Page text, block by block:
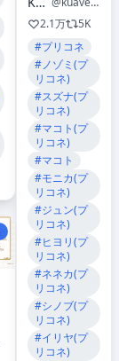
2.1万
5K
#プリコネ
#ノゾミ(プ
リコネ)
#スズナ(プ
リコネ)
#マコト(プ
リコネ)
#マコト
#モニカ(プ
リコネ)
#ジュン(プ
リコネ)
#ヒヨリ(プ
リコネ)
#ネネカ(プ
リコネ)
#シノブ(プ
リコネ)
#イリヤ(プ
リコネ)